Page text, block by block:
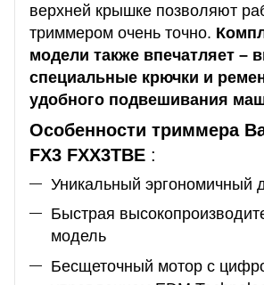
верхней крышке позволяют
триммером очень точно.
модели также впечатляет –
специальные крючки и
удобного подвешивания
Особенности триммера
FX3 FXX3TBE :
Уникальный эргономичный
Быстрая
модель
Бесщеточный мотор с